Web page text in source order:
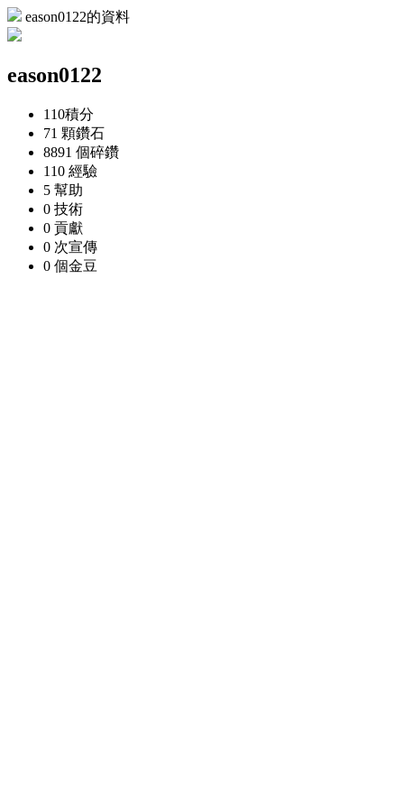
eason0122的資料
eason0122
110積分
71 顆鑽石
8891 個碎鑽
110 經驗
5 幫助
0 技術
0 貢獻
0 次宣傳
0 個金豆